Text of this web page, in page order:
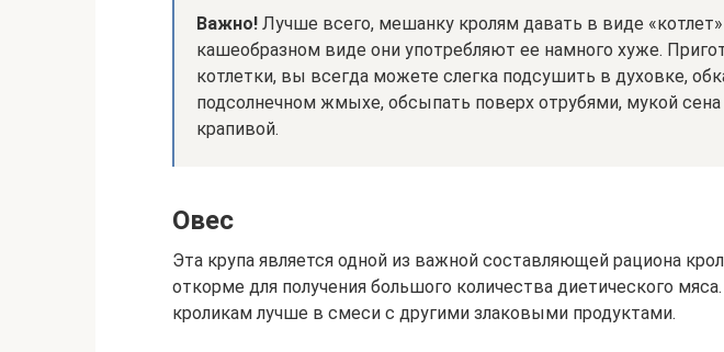
Важно! Лучше всего, мешанку кролям давать в виде «котлет»
кашеобразном виде они употребляют ее намного хуже.
котлетки, вы всегда можете слегка подсушить в духовке,
подсолнечном жмыхе, обсыпать поверх отрубями, мукой
крапивой.
Овес
Эта крупа является одной из важной составляющей рациона
откорме для получения большого количества диетического
кроликам лучше в смеси с другими злаковыми продуктами.